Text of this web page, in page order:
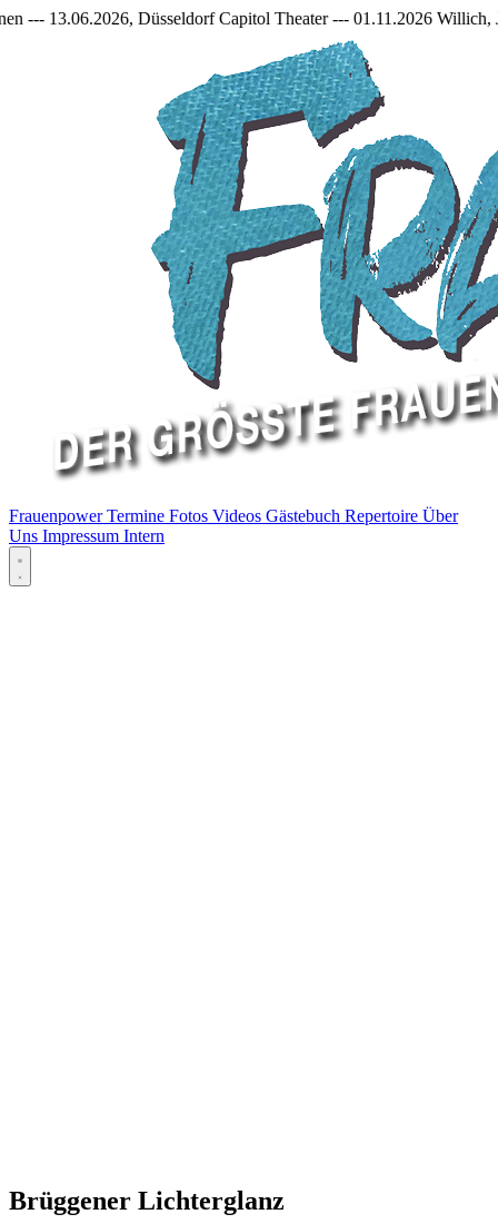
Düsseldorf Capitol Theater --- 01.11.2026 Willich, Jakob
FrauenpowerTermine Fotos Videos Gästebuch Repertoire Über
Uns Impressum Intern
Menü öffnen
Brüggener Lichterglanz